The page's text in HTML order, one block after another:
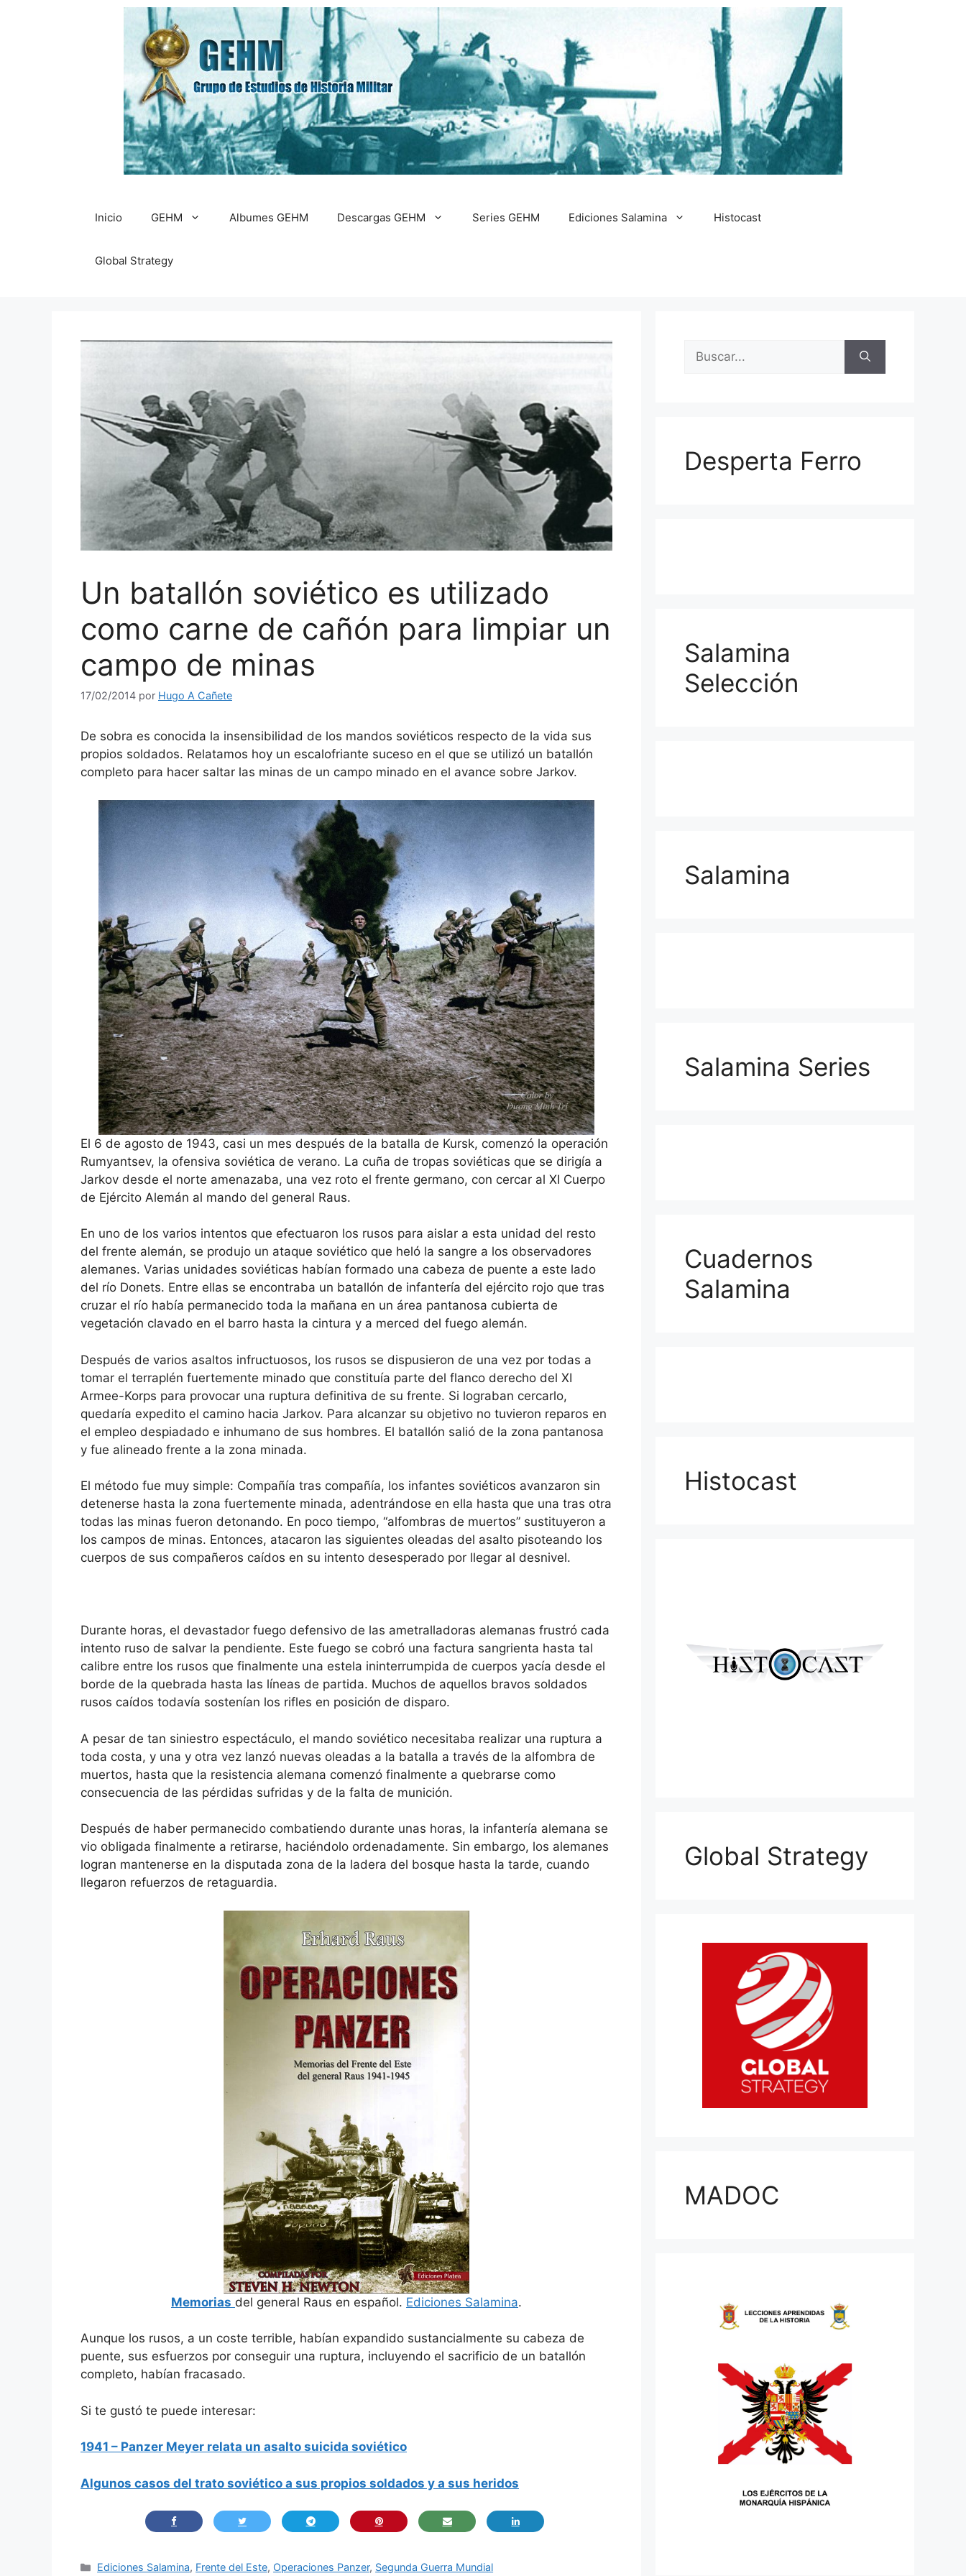
Inicio GEHM Albumes GEHM Descargas GEHM Series GEHM Ediciones Salamina Histocast
Global Strategy
Un batallón soviético es utilizado
como carne de cañón para limpiar un
campo de minas
17/02/2014 por Hugo A Cañete
De sobra es conocida la insensibilidad de los mandos soviéticos respecto de la vida sus
propios soldados. Relatamos hoy un escalofriante suceso en el que se utilizó un batallón
completo para hacer saltar las minas de un campo minado en el avance sobre Jarkov.
El 6 de agosto de 1943, casi un mes después de la batalla de Kursk, comenzó la operación
Rumyantsev, la ofensiva soviética de verano. La cuña de tropas soviéticas que se dirigía a
Jarkov desde el norte amenazaba, una vez roto el frente germano, con cercar al XI Cuerpo
de Ejército Alemán al mando del general Raus.
En uno de los varios intentos que efectuaron los rusos para aislar a esta unidad del resto
del frente alemán, se produjo un ataque soviético que heló la sangre a los observadores
alemanes. Varias unidades soviéticas habían formado una cabeza de puente a este lado
del río Donets. Entre ellas se encontraba un batallón de infantería del ejército rojo que tras
cruzar el río había permanecido toda la mañana en un área pantanosa cubierta de
vegetación clavado en el barro hasta la cintura y a merced del fuego alemán.
Después de varios asaltos infructuosos, los rusos se dispusieron de una vez por todas a
tomar el terraplén fuertemente minado que constituía parte del flanco derecho del XI
Armee-Korps para provocar una ruptura definitiva de su frente. Si lograban cercarlo,
quedaría expedito el camino hacia Jarkov. Para alcanzar su objetivo no tuvieron reparos en
el empleo despiadado e inhumano de sus hombres. El batallón salió de la zona pantanosa
y fue alineado frente a la zona minada.
El método fue muy simple: Compañía tras compañía, los infantes soviéticos avanzaron sin
detenerse hasta la zona fuertemente minada, adentrándose en ella hasta que una tras otra
todas las minas fueron detonando. En poco tiempo, “alfombras de muertos” sustituyeron a
los campos de minas. Entonces, atacaron las siguientes oleadas del asalto pisoteando los
cuerpos de sus compañeros caídos en su intento desesperado por llegar al desnivel.
Durante horas, el devastador fuego defensivo de las ametralladoras alemanas frustró cada
intento ruso de salvar la pendiente. Este fuego se cobró una factura sangrienta hasta tal
calibre entre los rusos que finalmente una estela ininterrumpida de cuerpos yacía desde el
borde de la quebrada hasta las líneas de partida. Muchos de aquellos bravos soldados
rusos caídos todavía sostenían los rifles en posición de disparo.
A pesar de tan siniestro espectáculo, el mando soviético necesitaba realizar una ruptura a
toda costa, y una y otra vez lanzó nuevas oleadas a la batalla a través de la alfombra de
muertos, hasta que la resistencia alemana comenzó finalmente a quebrarse como
consecuencia de las pérdidas sufridas y de la falta de munición.
Después de haber permanecido combatiendo durante unas horas, la infantería alemana se
vio obligada finalmente a retirarse, haciéndolo ordenadamente. Sin embargo, los alemanes
logran mantenerse en la disputada zona de la ladera del bosque hasta la tarde, cuando
llegaron refuerzos de retaguardia.
Memorias del general Raus en español. Ediciones Salamina.
Aunque los rusos, a un coste terrible, habían expandido sustancialmente su cabeza de
puente, sus esfuerzos por conseguir una ruptura, incluyendo el sacrificio de un batallón
completo, habían fracasado.
Si te gustó te puede interesar:
1941 – Panzer Meyer relata un asalto suicida soviético
Algunos casos del trato soviético a sus propios soldados y a sus heridos
Categorías
Ediciones Salamina, Frente del Este, Operaciones Panzer, Segunda Guerra Mundial
Buscar:
Desperta Ferro
Salamina
Selección
Salamina
Salamina Series
Cuadernos
Salamina
Histocast
Global Strategy
MADOC